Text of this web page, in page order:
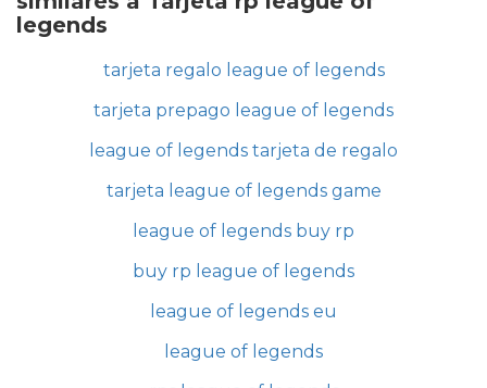
legends
tarjeta regalo league of legends
tarjeta prepago league of legends
league of legends tarjeta de regalo
tarjeta league of legends game
league of legends buy rp
buy rp league of legends
league of legends eu
league of legends